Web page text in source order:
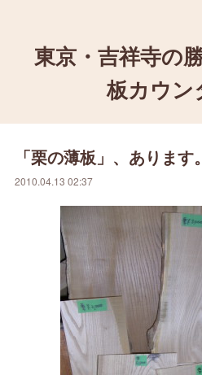
東京・吉祥寺の
板カウン
「栗の薄板」、あります。
2010.04.13 02:37